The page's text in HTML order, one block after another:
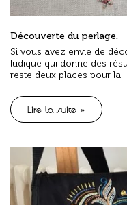
Découverte du perlage.
Si vous avez envie de
ludique qui donne des
reste deux places pour la
Lire la suite »